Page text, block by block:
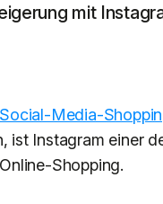
mit
Social-Media-
ist Instagram einer
Shopping.